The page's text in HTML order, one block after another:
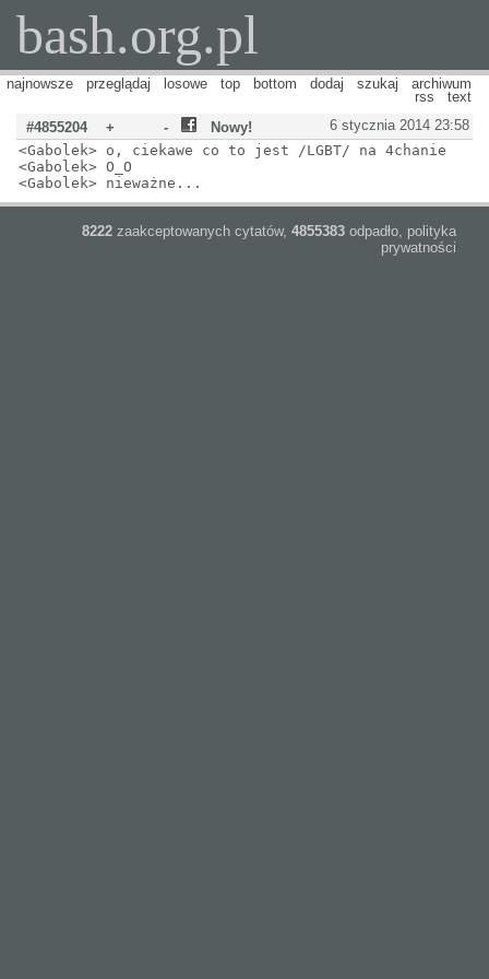
bash.org.pl
najnowsze przeglądaj losowe top bottom dodaj szukaj
archiwum
rss
text
6 stycznia 2014 23:58
#4855204 + -
Nowy!
<Gabolek> o, ciekawe co to jest /LGBT/ na 4chanie
<Gabolek> O_O
<Gabolek> nieważne...
8222 zaakceptowanych cytatów, 4855383 odpadło, polityka
prywatności